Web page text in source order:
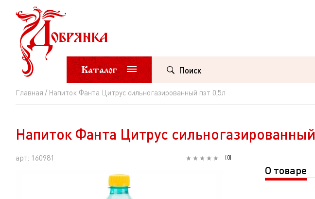
Каталог Поиск
Главная Напиток Фанта Цитрус сильногазированный пэт 0,5л
Напиток
Фанта
Цитрус
сильногазированный
Напиток Фанта Цитрус
арт: 160981 (0)
О товаре